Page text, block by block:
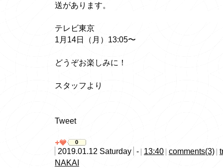
送があります。
テレビ東京
1月14日（月）13:05〜
どうぞお楽しみに！
スタッフより
Tweet
0
2019.01.12 Saturday - 13:40 comments(3)
NAKAI